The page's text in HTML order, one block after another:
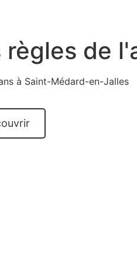
règles de
à Saint-Médard-en-Jalles